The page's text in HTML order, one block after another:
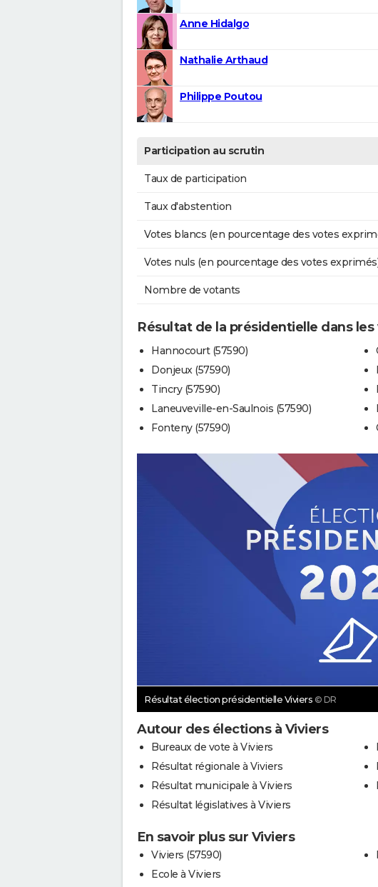
Anne Hidalgo
Nathalie Arthaud
Philippe Poutou
Participation au scrutin
Taux de participation
Taux d'abstention
Votes blancs (en pourcentage des votes
Votes nuls (en pourcentage des votes
Nombre de votants
Résultat de la présidentielle dans
Hannocourt (57590)
Donjeux (57590)
Tincry (57590)
Laneuveville-en-Saulnois (57590)
Fonteny (57590)
Résultat élection présidentielle Viviers © DR
Autour des élections à Viviers
Bureaux de vote à Viviers
Résultat régionale à Viviers
Résultat municipale à Viviers
Résultat législatives à Viviers
En savoir plus sur Viviers
Viviers (57590)
Ecole à Viviers